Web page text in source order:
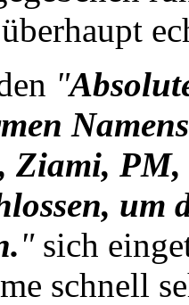
"
Ziami,
um
"sich
schnell